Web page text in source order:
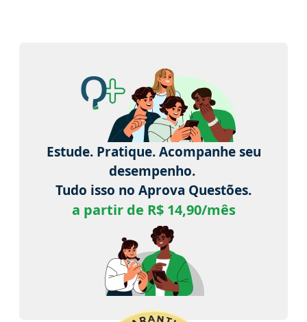
Estude. Pratique. Acompanhe seu
desempenho.
Tudo isso no Aprova Questões.
a partir de R$ 14,90/mês